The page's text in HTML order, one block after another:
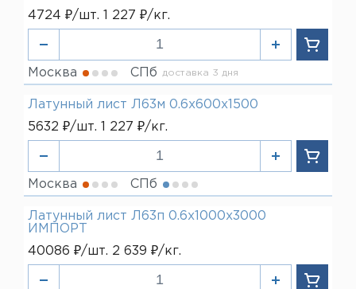
4724 ₽/шт. 1 227 ₽/кг.
Москва СПб доставка 3 дня
Латунный лист Л63м 0.6х600х1500
5632 ₽/шт. 1 227 ₽/кг.
Москва СПб
Латунный лист Л63п 0.6х1000х3000
ИМПОРТ
40086 ₽/шт. 2 639 ₽/кг.